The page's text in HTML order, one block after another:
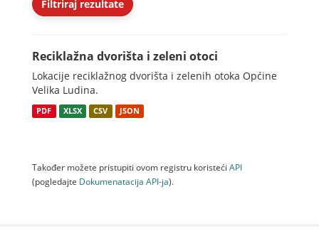
Filtriraj rezultate
Reciklažna dvorišta i zeleni otoci
Lokacije reciklažnog dvorišta i zelenih otoka Općine
Velika Ludina.
PDF XLSX CSV JSON
Također možete pristupiti ovom registru koristeći API
(pogledajte Dokumenаtаcijа API-jа).